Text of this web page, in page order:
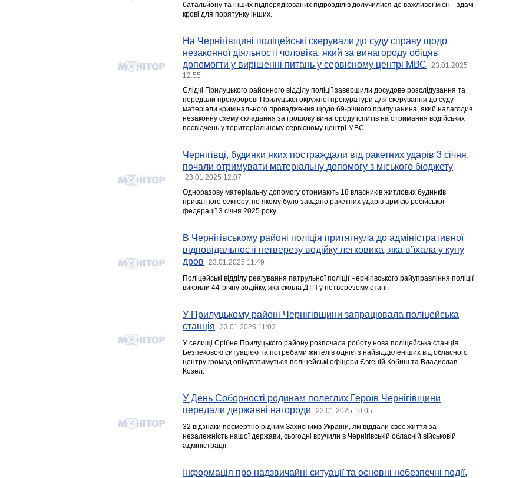
батальйону та інших підпорядкованих підрозділів долучилися до важливої місії – здачі
крові для порятунку інших.
На Чернігівщині поліцейські скерували до суду справу щодо
незаконної діяльності чоловіка, який за винагороду обіцяв
допомогти у вирішенні питань у сервісному центрі МВС
23.01.2025
12:55
Слідчі Прилуцького районного відділу поліції завершили досудове розслідування та
передали прокуророві Прилуцької окружної прокуратури для скерування до суду
матеріали кримінального провадження щодо 69-річного прилучанина, який налагодив
незаконну схему складання за грошову винагороду іспитів на отримання водійських
посвідчень у територіальному сервісному центрі МВС.
Чернігівці, будинки яких постраждали від ракетних ударів 3 січня,
почали отримувати матеріальну допомогу з міського бюджету
23.01.2025 12:07
Одноразову матеріальну допомогу отримають 18 власників житлових будинків
приватного сектору, по якому було завдано ракетних ударів армією російської
федерації 3 січня 2025 року.
В Чернігівському районі поліція притягнула до адміністративної
відповідальності нетверезу водійку легковика, яка в’їхала у купу
дров
23.01.2025 11:49
Поліцейські відділу реагування патрульної поліції Чернігівського райуправління поліції
викрили 44-річну водійку, яка скоїла ДТП у нетверезому стані.
У Прилуцькому районі Чернігівщини запрацювала поліцейська
станція
23.01.2025 11:03
У селищі Срібне Прилуцького району розпочала роботу нова поліцейська станція.
Безпековою ситуацією та потребами жителів однієї з найвіддаленіших від обласного
центру громад опікуватимуться поліцейські офіцери Євгеній Кобиш та Владислав
Козел.
У День Соборності родинам полеглих Героїв Чернігівщини
передали державні нагороди
23.01.2025 10:05
32 відзнаки посмертно рідним Захисників України, які віддали своє життя за
незалежність нашої держави, сьогодні вручили в Чернігівській обласній військовій
адміністрації.
Інформація про надзвичайні ситуації та основні небезпечні події,